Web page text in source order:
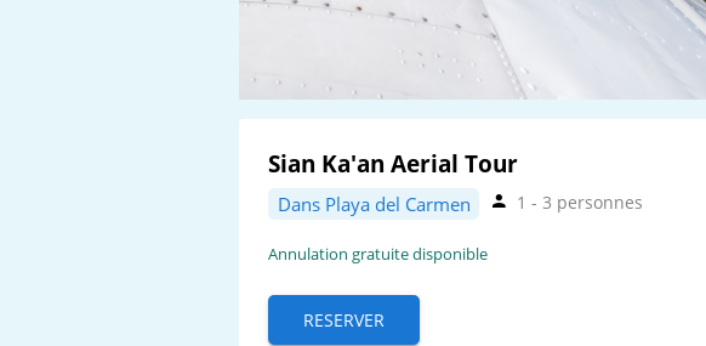
Sian Ka'an Aerial Tour
Dans Playa del Carmen 1 - 3 personnes
Annulation gratuite disponible
RESERVER